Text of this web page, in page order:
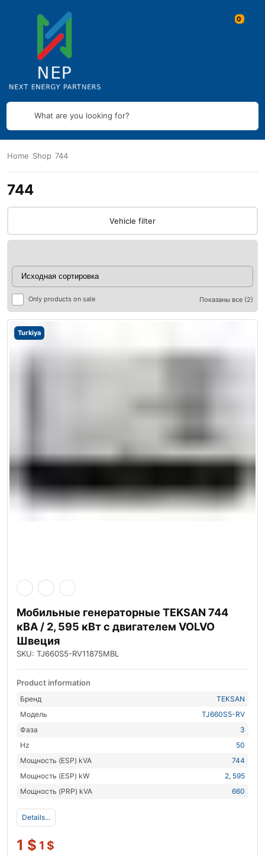
What are you looking for?
Home Shop 744
744
Vehicle filter
Only products on sale Показаны все (2)
Turkiya
Мобильные генераторные TEKSAN 744
кВА / 2, 595 кВт с двигателем VOLVO
Швеция
SKU: TJ660S5-RV11875MBL
Product information
Бренд
TEKSAN
Модель
TJ660S5-RV
Фаза
3
Hz
50
Мощность (ESP) kVA
744
Мощность (ESP) kW
2, 595
Мощность (PRP) kVA
660
Details...
1 $ 1 $